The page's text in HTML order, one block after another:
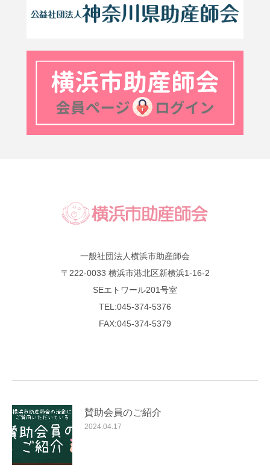
一般社団法人横浜市助産師会
〒222-0033 横浜市港北区新横浜1-16-2
SEエトワール201号室
TEL:045-374-5376
FAX:045-374-5379
賛助会員のご紹介
2024.04.17